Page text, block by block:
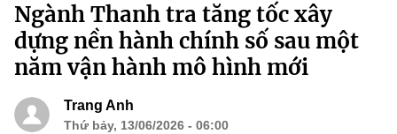
Ngành Thanh tra tăng tốc xây
dựng nền hành chính số sau một
năm vận hành mô hình mới
Trang Anh
Thứ bảy, 13/06/2026 - 06:00